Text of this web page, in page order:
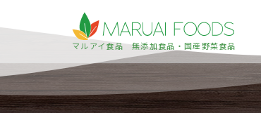
マルアイ食品 無添加食品・国産野菜食品